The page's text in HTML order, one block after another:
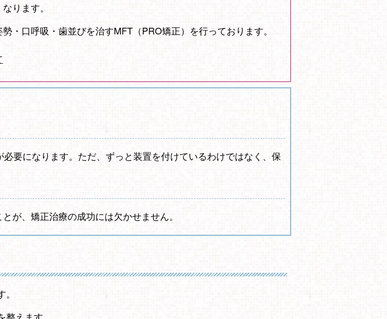
ります。
・口呼吸・歯並びを治すMFT（PRO矯正）を行っております。
要になります。ただ、ずっと装置を付けているわけではなく、保
が、矯正治療の成功には欠かせません。